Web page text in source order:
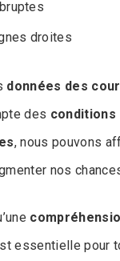
droites
données des
des conditions
, nous pouvons
nos
essentielle pour